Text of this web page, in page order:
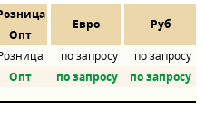
Евро Руб
Опт
по запросу
по запросу
Опт по запросу по запросу